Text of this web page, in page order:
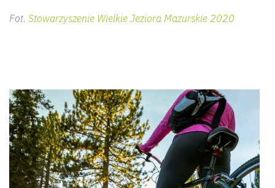
Fot. Stowarzyszenie Wielkie Jeziora Mazurskie 2020